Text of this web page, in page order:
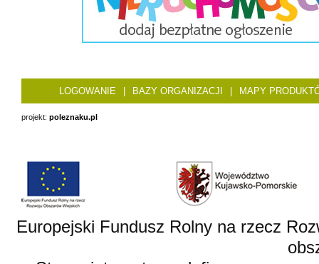
LOGOWANIE BAZY ORGANIZACJI MAPY
projekt: poleznaku.pl
Europejski Fundusz Rolny na rzecz